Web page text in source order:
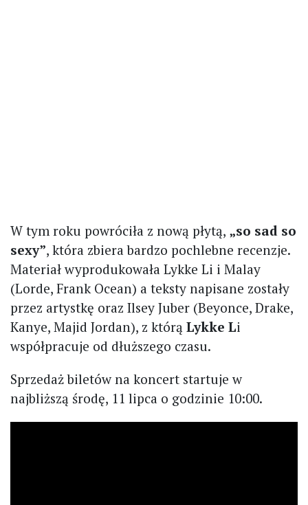
W tym roku powróciła z nową płytą, „so sad so
sexy”, która zbiera bardzo pochlebne recenzje.
Materiał wyprodukowała Lykke Li i Malay
(Lorde, Frank Ocean) a teksty napisane zostały
przez artystkę oraz Ilsey Juber (Beyonce, Drake,
Kanye, Majid Jordan), z którą Lykke Li
współpracuje od dłuższego czasu.
Sprzedaż biletów na koncert startuje w
najbliższą środę, 11 lipca o godzinie 10:00.